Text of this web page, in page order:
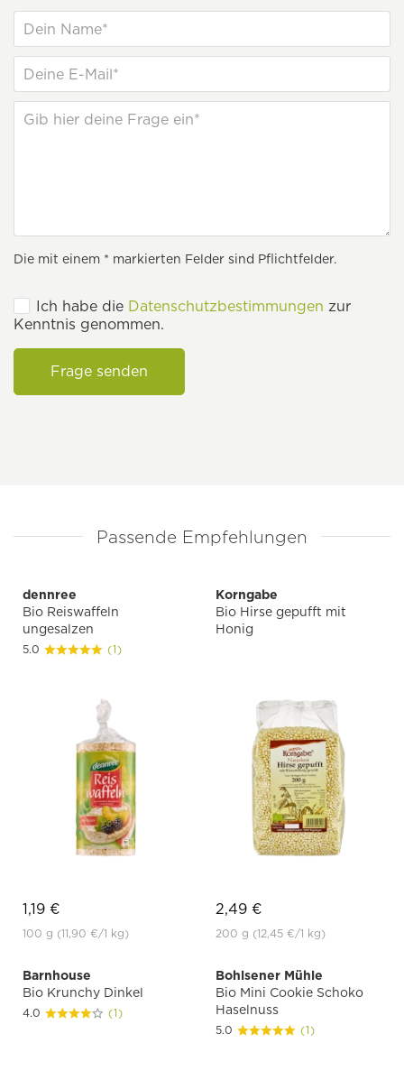
Die mit einem * markierten Felder sind Pflichtfelder.
Ich habe die Datenschutzbestimmungen zur
Kenntnis genommen.
Frage senden
Passende Empfehlungen
dennree
Bio Reiswaffeln
ungesalzen
5.0 (1)
1,19 €
100 g (11,90 €/1 kg)
Korngabe
Bio Hirse gepufft mit
Honig
2,49 €
200 g (12,45 €/1 kg)
Barnhouse
Bio Krunchy Dinkel
4.0 (1)
Bohlsener Mühle
Bio Mini Cookie Schoko
Haselnuss
5.0 (1)